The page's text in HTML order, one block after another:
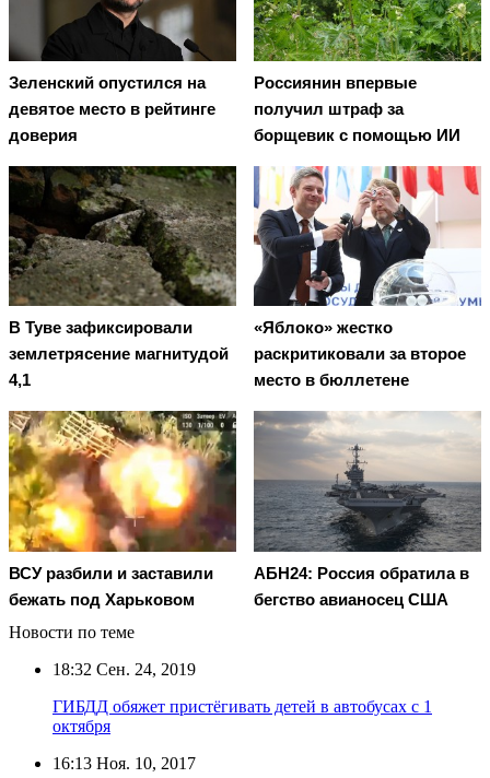
Зеленский опустился на
девятое место в рейтинге
доверия
Россиянин впервые
получил штраф за
борщевик с помощью ИИ
В Туве зафиксировали
землетрясение магнитудой
4,1
«Яблоко» жестко
раскритиковали за второе
место в бюллетене
ВСУ разбили и заставили
бежать под Харьковом
АБН24: Россия обратила в
бегство авианосец США
Новости по теме
18:32 Сен. 24, 2019
ГИБДД обяжет пристёгивать детей в автобусах с 1
октября
16:13 Ноя. 10, 2017